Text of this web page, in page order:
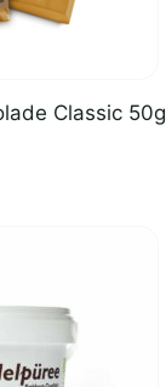
Classic 50g